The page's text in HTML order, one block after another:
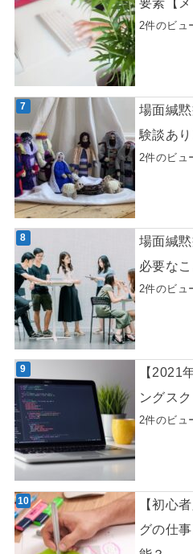
2件のビュ
場面緘
験談あり
2件のビュ
場面緘
必要な
2件のビュ
【2021
ングス
2件のビュ
【初心
グの仕